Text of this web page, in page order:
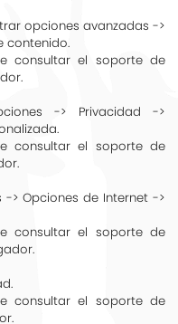
opciones avanzadas ->
contenido.
consultar el soporte de
-> Privacidad ->
consultar el soporte de
> Opciones de Internet ->
consultar el soporte de
consultar el soporte de